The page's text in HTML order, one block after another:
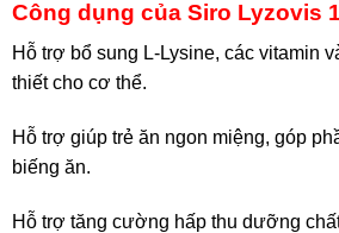
Công dụng của Siro Lyzovis
Hỗ trợ bổ sung L-Lysine, các vitamin
thiết cho cơ thể.
Hỗ trợ giúp trẻ ăn ngon miệng, góp
biếng ăn.
Hỗ trợ tăng cường hấp thu dưỡng